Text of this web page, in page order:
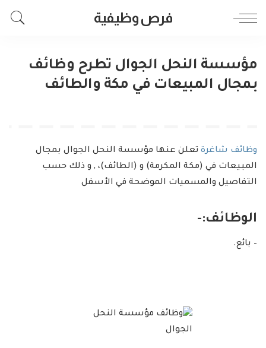
فرص وظيفية
مؤسسة النحل الجوال تطرح وظائف
بمجال المبيعات في مكة والطائف
وظائف شاغرة تعلن عنها مؤسسة النحل الجوال بمجال
المبيعات في (مكة المكرمة) و (الطائف)، , و ذلك حسب
التفاصيل والمسميات الموضحة في الأسفل
الوظائف:-
– بائع.